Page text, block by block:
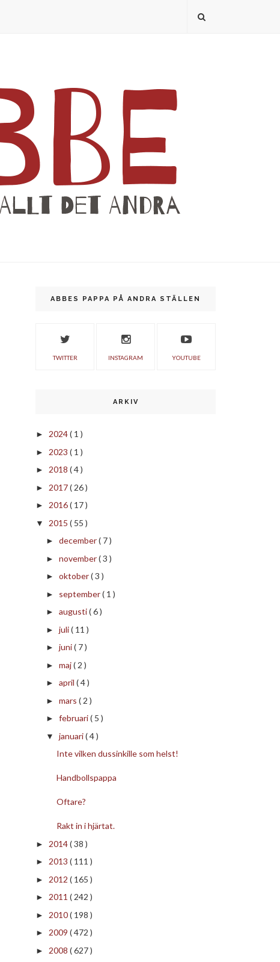
ABBES PAPPA PÅ ANDRA STÄLLEN
TWITTER INSTAGRAM YOUTUBE
ARKIV
► 2024( 1 )
► 2023 ( 1 )
► 2018 ( 4 )
► 2017( 26 )
► 2016( 17 )
▼ 2015 ( 55 )
► december( 7 )
► november( 3 )
► oktober( 3 )
► september( 1 )
► augusti( 6 )
► juli( 11 )
► juni( 7 )
► maj( 2 )
► april ( 4 )
► mars ( 2 )
► februari( 5 )
▼ januari( 4 )
Inte vilken dussinkille som helst!
Handbollspappa
Oftare?
Rakt in i hjärtat.
► 2014( 38 )
► 2013 ( 111 )
► 2012 ( 165 )
► 2011 ( 242 )
► 2010( 198 )
► 2009 ( 472 )
► 2008 ( 627 )